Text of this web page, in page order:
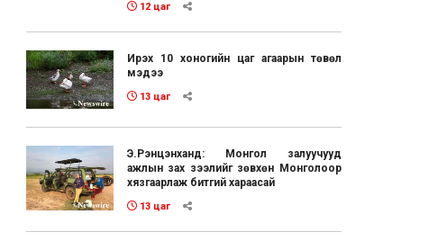
12 цаг
Ирэх 10 хоногийн цаг агаарын төвөл
мэдээ
13 цаг
Э.Рэнцэнханд: Монгол залуучууд
ажлын зах зээлийг зөвхөн Монголоор
хязгаарлаж битгий хараасай
13 цаг